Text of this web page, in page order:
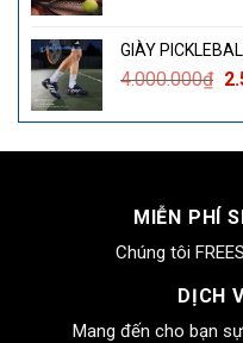
GIÀY
4.000.000₫
là:
MIỄN PHÍ
Chúng tôi
DỊCH
Mang đến cho bạn